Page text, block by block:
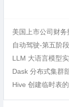
美国上市公司财
自动驾驶-第五阶
LLM 大语言模型
Dask 分布式集群
Hive 创建临时表